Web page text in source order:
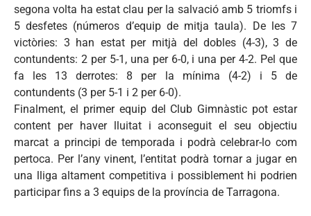
segona volta ha estat clau per la salvació amb 5 triomfs i
5 desfetes (números d’equip de mitja taula). De les 7
victòries: 3 han estat per mitjà del dobles (4-3), 3 de
contundents: 2 per 5-1, una per 6-0, i una per 4-2. Pel que
fa les 13 derrotes: 8 per la mínima (4-2) i 5 de
contundents (3 per 5-1 i 2 per 6-0).
Finalment, el primer equip del Club Gimnàstic pot estar
content per haver lluitat i aconseguit el seu objectiu
marcat a principi de temporada i podrà celebrar-lo com
pertoca. Per l’any vinent, l’entitat podrà tornar a jugar en
una lliga altament competitiva i possiblement hi podrien
participar fins a 3 equips de la província de Tarragona.